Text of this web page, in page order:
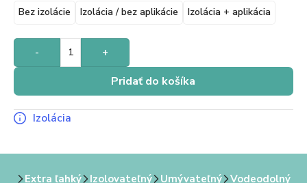
Bez izolácie Izolácia / bez aplikácie Izolácia + aplikácia
- +
Pridať do košíka
Izolácia
Extra ľahký Izolovateľný Umývateľný
Vodeodolný